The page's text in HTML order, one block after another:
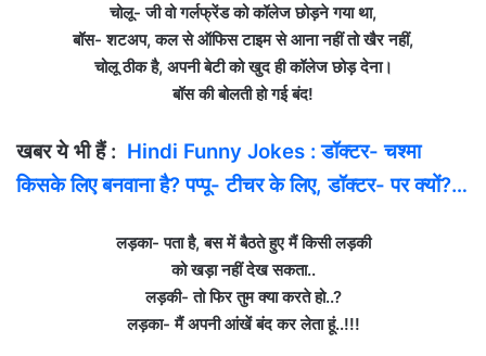
चोलू- जी वो गर्लफ्रेंड को कॉलेज छोड़ने गया था,
बॉस- शटअप, कल से ऑफिस टाइम से आना नहीं तो खैर नहीं,
चोलू ठीक है, अपनी बेटी को खुद ही कॉलेज छोड़ देना।
बॉस की बोलती हो गई बंद!
खबर ये भी हैं : Hindi Funny Jokes : डॉक्टर- चश्मा
किसके लिए बनवाना है? पप्पू- टीचर के लिए, डॉक्टर- पर क्यों?…
लड़का- पता है, बस में बैठते हुए मैं किसी लड़की
को खड़ा नहीं देख सकता..
लड़की- तो फिर तुम क्या करते हो..?
लड़का- मैं अपनी आंखें बंद कर लेता हूं..!!!